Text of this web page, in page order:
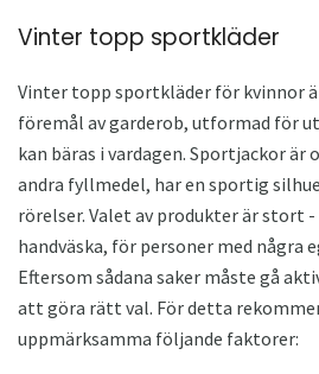
Vinter topp sportkläder
Vinter topp sportkläder för kvinnor
föremål av garderob, utformad för
kan bäras i vardagen. Sportjackor är
andra fyllmedel, har en sportig
rörelser. Valet av produkter är stort
handväska, för personer med några
Eftersom sådana saker måste gå
att göra rätt val. För detta
uppmärksamma följande faktorer: